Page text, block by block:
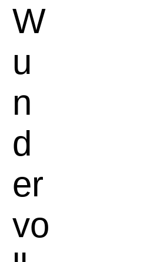
W
u
n
d
er
vo